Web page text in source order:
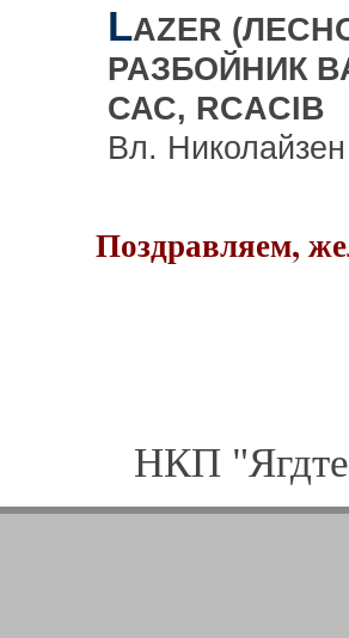
LAZER
РАЗБОЙНИК
САС, RCACIB
Вл.
Поздравляем,
НКП